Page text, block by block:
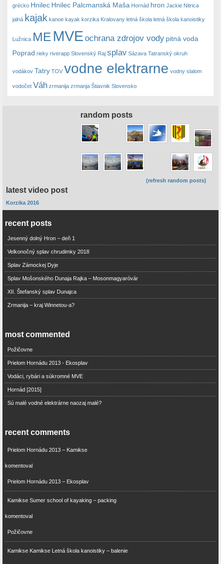
grécko Hnilec Hnilec Palcmanská Maša Hornád hron Jackie Nitrica
jalná kajak kanoe kayak korzika Kralovany letná škola letná škola kanoistiky
Lužnica ME MVE ochrana zdrojov vody pitná voda
Poprad rieky riverapp Slovenský Raj splav Sázava Tatranský okruh
vodákov Tatry TOV vodne elektrarne vodny slalom
vodočet Váh zrmanija zrmanja Štiavnik Slovensko
random posts
(refresh random posts)
latest video post
Korzika 2016
recent posts
Jesenný dolný Hron – deň 1
Velkonočný splav chrudimky 2018
Splav Zámockej Dyje
Splav Mošonského Dunaja Rajka – Mosonmagyaróvár
XII. Štefanský splav Dunajca
Zrmanija – kraj Winnetou-a?
most commented
Požičovne
Prielom Hornádu 2013 - Ekosplav
Vodáci, rybári a súkromné MVE
Hornád [2015]
Sú malé vodné elektrárne naozaj malé?
recent comments
Prielom Hornádu 2013 – Kamikse
komentoval
Prielom Hornádu 2013 – Ekosplav
Kamikse Sumer school of kayaking – packing
komentoval
Požičovne
Kamikse Kamikse Letná škola kanoistiky – balenie